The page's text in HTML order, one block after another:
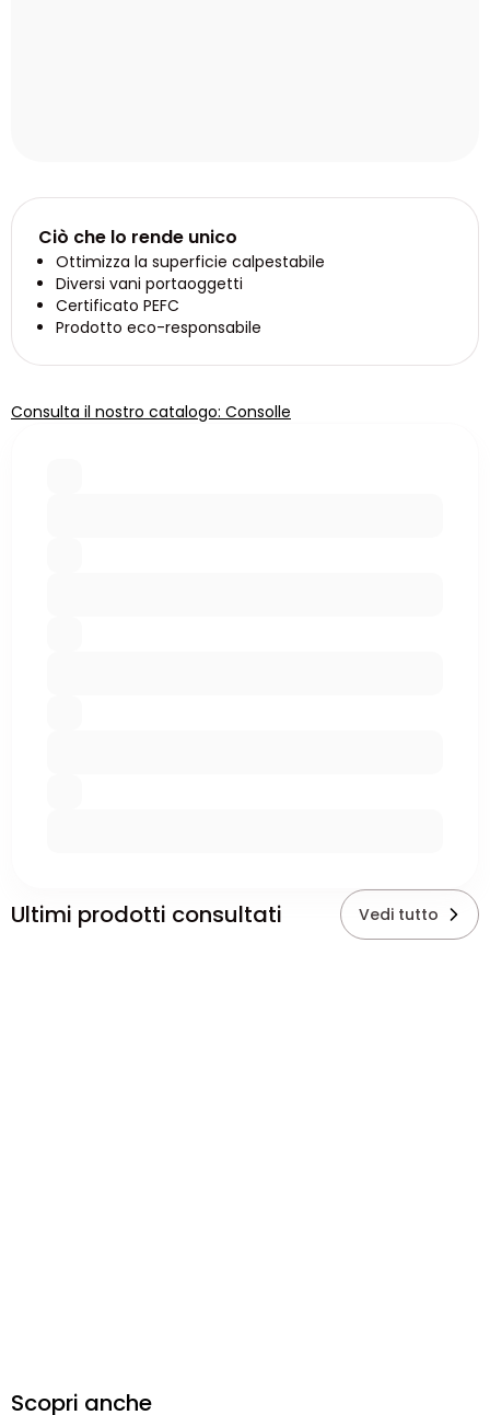
Ciò che lo rende unico
Ottimizza la superficie calpestabile
Diversi vani portaoggetti
Certificato PEFC
Prodotto eco-responsabile
Consulta il nostro catalogo: Consolle
Ultimi prodotti consultati Vedi tutto
Scopri anche